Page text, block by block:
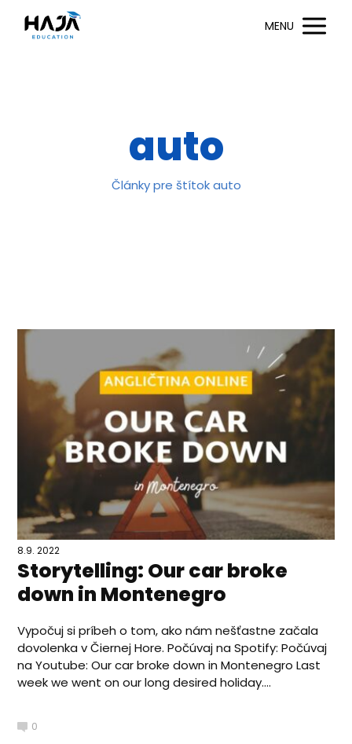
MENU
auto
Články pre štítok auto
8.9. 2022
Storytelling: Our car broke
down in Montenegro
Vypočuj si príbeh o tom, ako nám nešťastne začala
dovolenka v Čiernej Hore. Počúvaj na Spotify: Počúvaj
na Youtube: Our car broke down in Montenegro Last
week we went on our long desired holiday....
0